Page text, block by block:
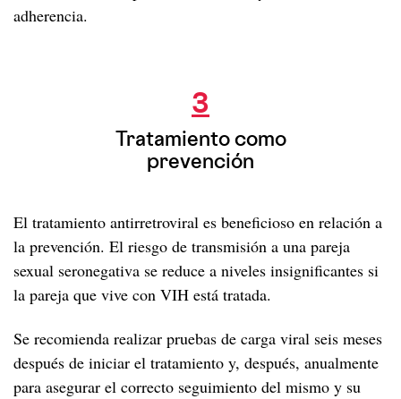
adherencia.
3
Tratamiento como
prevención
El tratamiento antirretroviral es beneficioso en relación a
la prevención. El riesgo de transmisión a una pareja
sexual seronegativa se reduce a niveles insignificantes si
la pareja que vive con VIH está tratada.
Se recomienda realizar pruebas de carga viral seis meses
después de iniciar el tratamiento y, después, anualmente
para asegurar el correcto seguimiento del mismo y su